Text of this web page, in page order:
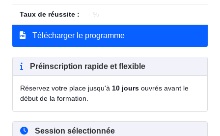
Taux de réussite : - %
Télécharger le programme
Préinscription rapide et flexible
Réservez votre place jusqu'à 10 jours ouvrés avant le
début de la formation.
Session sélectionnée